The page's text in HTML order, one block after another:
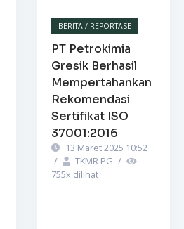
BERITA / REPORTASE
PT Petrokimia
Gresik Berhasil
Mempertahankan
Rekomendasi
Sertifikat ISO
37001:2016
13 Maret 2025 10:52
/
TKMR PG /
755x dilihat